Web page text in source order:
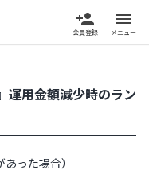
person_add
会員登録
menu
メニュー
運用金額減少時のラン
った場合）